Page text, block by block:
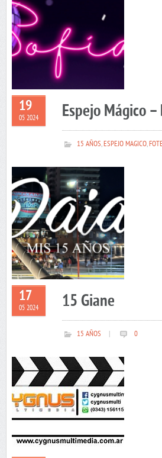
19
05 2024 Espejo Mágico –
15 AÑOS,ESPEJO MAGICO,
17
05 2024 15 Giane
15 AÑOS 0